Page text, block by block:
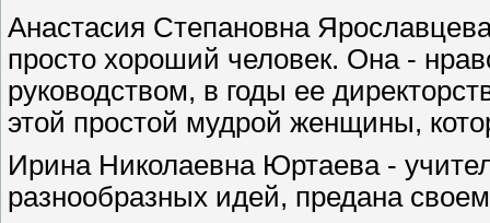
Анастасия Степановна
просто хороший человек. Она -
руководством, в годы ее
этой простой мудрой женщины,
Ирина Николаевна Юртаева -
разнообразных идей, предана